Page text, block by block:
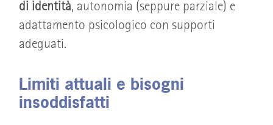
di identità, autonomia (seppure parziale) e
adattamento psicologico con supporti
adeguati.
Limiti attuali e bisogni
insoddisfatti